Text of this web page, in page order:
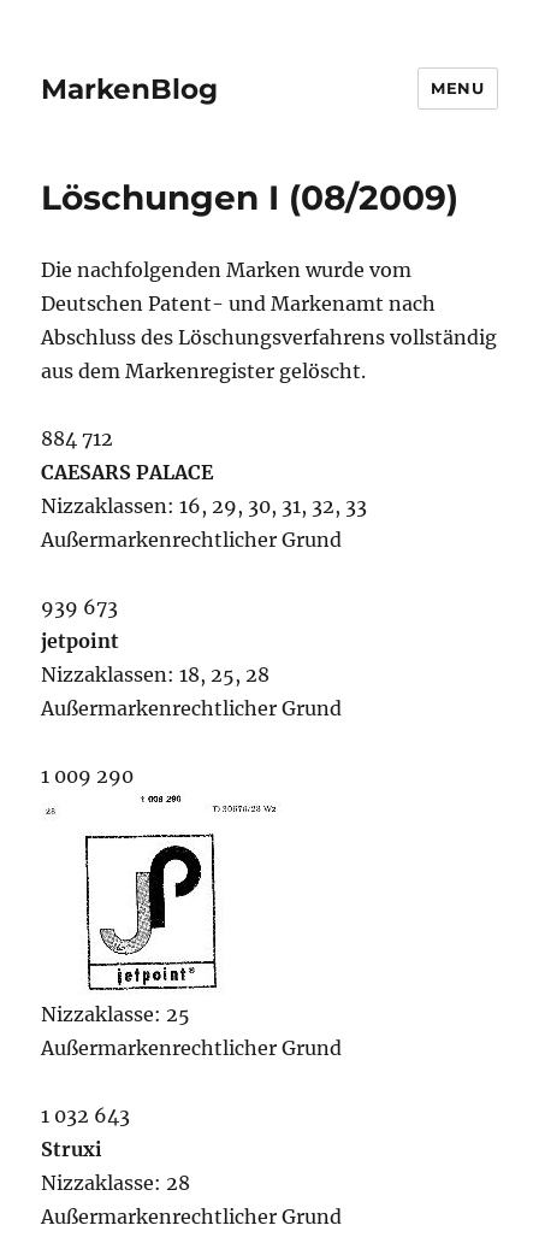
MarkenBlog MENU
Löschungen I (08/2009)
Die nachfolgenden Marken wurde vom
Deutschen Patent- und Markenamt nach
Abschluss des Löschungsverfahrens vollständig
aus dem Markenregister gelöscht.
884 712
CAESARS PALACE
Nizzaklassen: 16, 29, 30, 31, 32, 33
Außermarkenrechtlicher Grund
939 673
jetpoint
Nizzaklassen: 18, 25, 28
Außermarkenrechtlicher Grund
1 009 290
Nizzaklasse: 25
Außermarkenrechtlicher Grund
1 032 643
Struxi
Nizzaklasse: 28
Außermarkenrechtlicher Grund